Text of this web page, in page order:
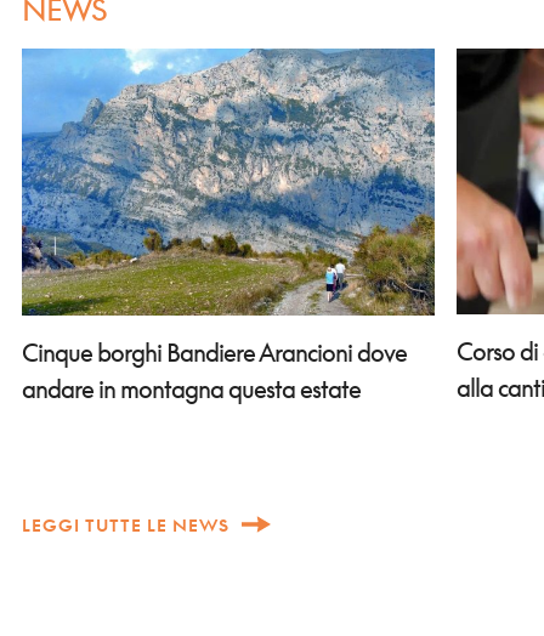
NEWS
Cinque borghi Bandiere Arancioni dove
andare in montagna questa estate
Corso
alla
LEGGI TUTTE LE NEWS